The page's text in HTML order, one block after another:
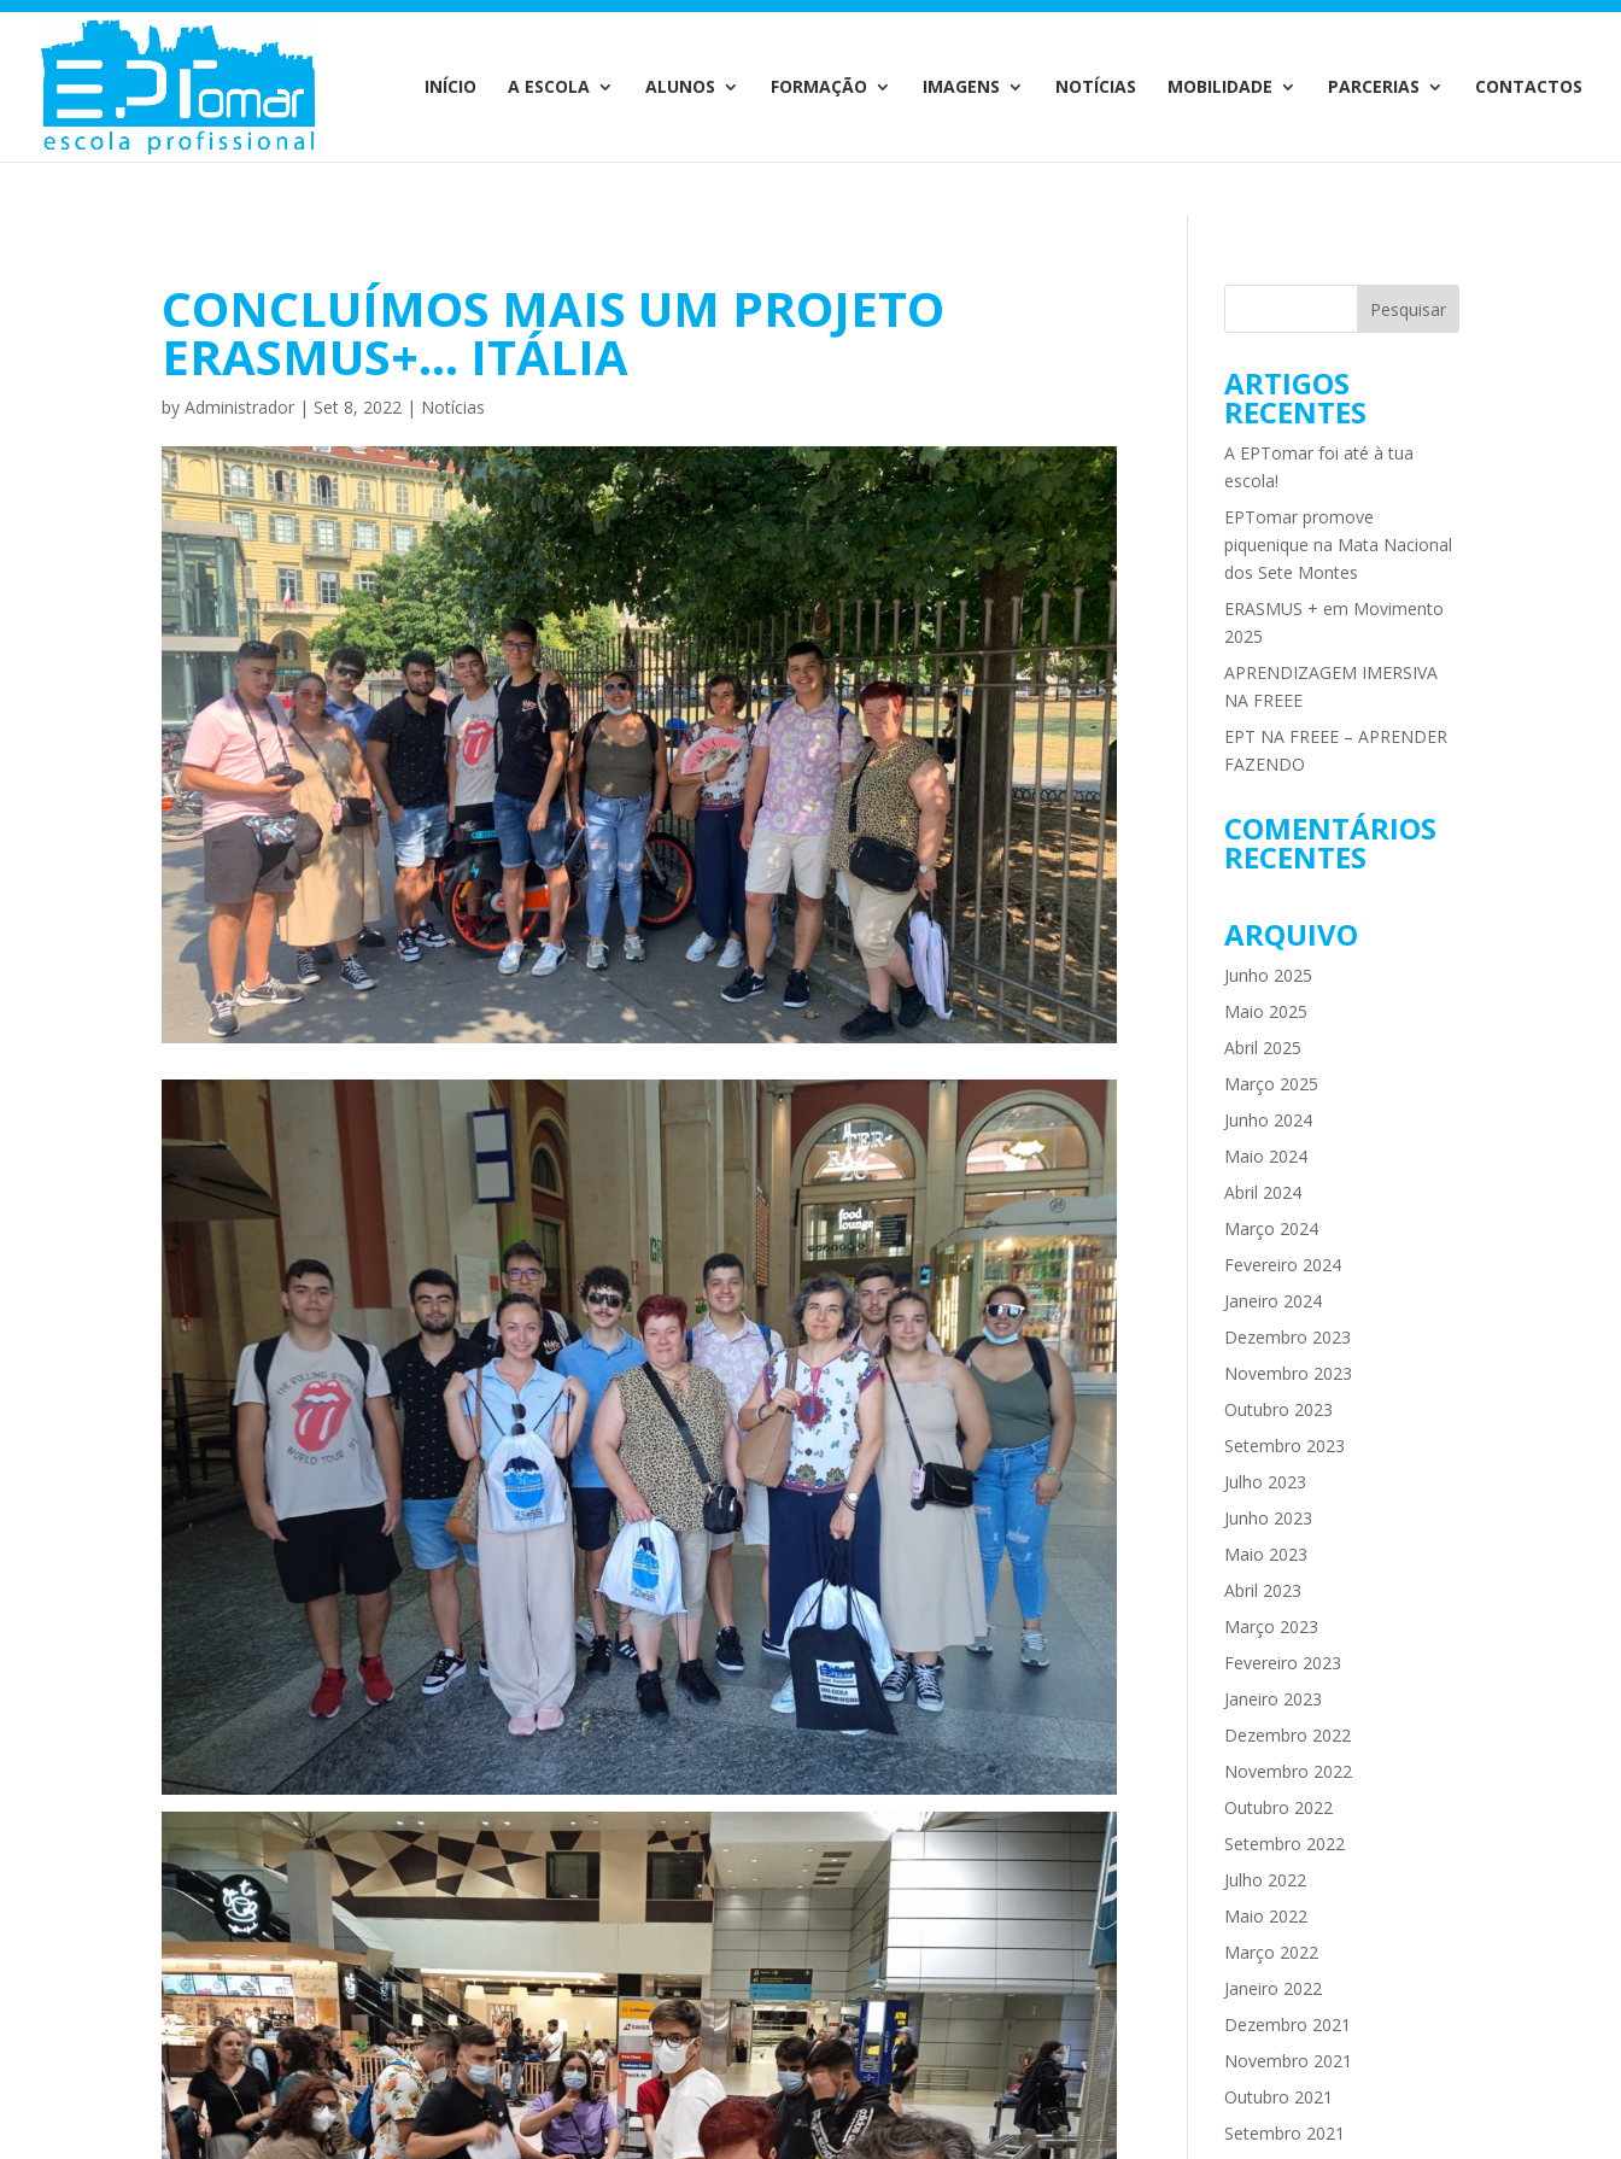
Warning: Undefined array key 1 in/home/escolaprofission/public_html/wp-content/plugins/wp-private-content-pro/lib/Drewm/MailChimp.php
INÍCIO
A ESCOLA ALUNOS FORMAÇÃO IMAGENS NOTÍCIAS MOBILIDADE PARCERIAS CONTACTOS
CONCLUÍMOS MAIS UM PROJETO
ERASMUS+… ITÁLIA
byAdministrador | Set 8, 2022 | Notícias
ARTIGOS
RECENTES
A EPTomar foi até à tua
escola!
EPTomar promove
piquenique na Mata Nacional
dos Sete Montes
ERASMUS + em Movimento
2025
APRENDIZAGEM IMERSIVA
NA FREEE
EPT NA FREEE – APRENDER
FAZENDO
COMENTÁRIOS
RECENTES
ARQUIVO
Junho 2025
Maio 2025
Abril 2025
Março 2025
Junho 2024
Maio 2024
Abril 2024
Março 2024
Fevereiro 2024
Janeiro 2024
Dezembro 2023
Novembro 2023
Outubro 2023
Setembro 2023
Julho 2023
Junho 2023
Maio 2023
Abril 2023
Março 2023
Fevereiro 2023
Janeiro 2023
Dezembro 2022
Novembro 2022
Outubro 2022
Setembro 2022
Julho 2022
Maio 2022
Março 2022
Janeiro 2022
Dezembro 2021
Novembro 2021
Outubro 2021
Setembro 2021